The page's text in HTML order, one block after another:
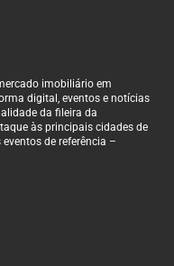
imobiliário em
digital, eventos e notícias
da fileira da
às principais cidades de
de referência –